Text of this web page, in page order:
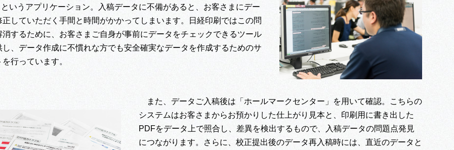
いうアプリケーション。入稿データに不備があると、お客さまにデー
正していただく手間と時間がかかってしまいます。日経印刷ではこの問
消するために、お客さまご自身が事前にデータをチェックできるツール
し、データ作成に不慣れな方でも安全確実なデータを作成するためのサ
行っています。
また、データご入稿後は「ホールマークセンター」を用いて確認。こちらの
システムはお客さまからお預かりした仕上がり見本と、印刷用に書き出した
PDFをデータ上で照合し、差異を検出するもので、入稿データの問題点発見
につながります。さらに、校正提出後のデータ再入稿時には、直近のデータと